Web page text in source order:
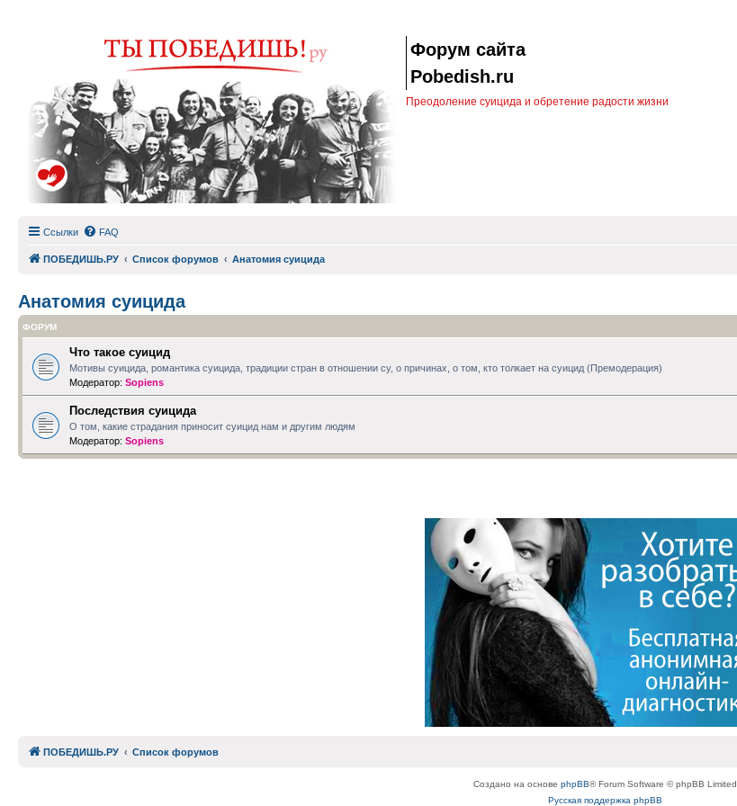
Форум сайта
Pobedish.ru
Преодоление суицида и обретение радости жизни
Ссылки FAQ
ПОБЕДИШЬ.РУ Список форумов Анатомия суицида
Анатомия суицида
ФОРУМ
Что такое суицид
Мотивы суицида, романтика суицида, традиции стран в отношении су, о причинах, о том, кто толкает на суицид (Премодерация)
Модератор: Sopiens
Последствия суицида
О том, какие страдания приносит суицид нам и другим людям
Модератор: Sopiens
ПОБЕДИШЬ.РУ Список форумов
Создано на основе phpBB® Forum Software © phpBB Limited
Русская поддержка phpBB